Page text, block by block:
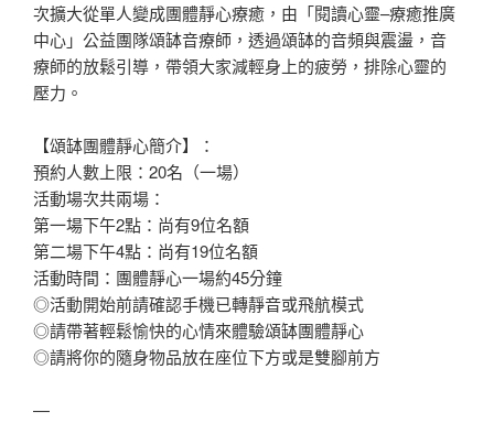
次擴大從單人變成團體靜心療癒，由「閱讀心靈–療癒推廣
中心」公益團隊頌缽音療師，透過頌缽的音頻與震盪，音
療師的放鬆引導，帶領大家減輕身上的疲勞，排除心靈的
壓力。
【頌缽團體靜心簡介】：
預約人數上限：20名（一場）
活動場次共兩場：
第一場下午2點：尚有9位名額
第二場下午4點：尚有19位名額
活動時間：團體靜心一場約45分鐘
◎活動開始前請確認手機已轉靜音或飛航模式
◎請帶著輕鬆愉快的心情來體驗頌缽團體靜心
◎請將你的隨身物品放在座位下方或是雙腳前方
—